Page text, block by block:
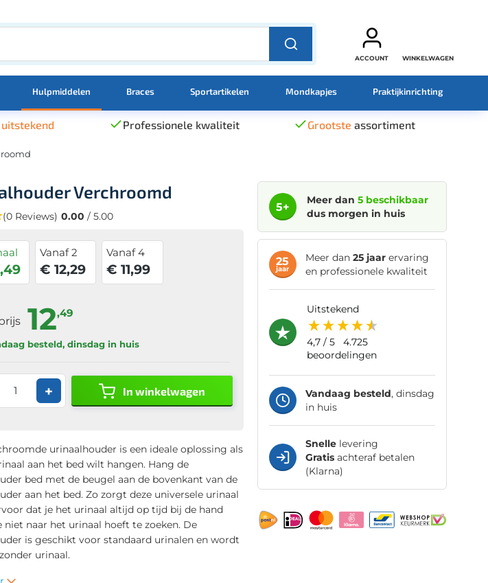
ACCOUNT WINKELWAGEN
Hulpmiddelen Braces Sportartikelen Mondkapjes Praktijkinrichting
uitstekend Professionele kwaliteit Grootste assortiment
Verchroomd
(0 Reviews) 0.00 / 5.00
Vanaf 2
€ 12,29
Vanaf 4
€ 11,99
12,49
besteld, dinsdag in huis
+ In winkelwagen
urinaalhouder is een ideale oplossing als
aan het bed wilt hangen. Hang de
bed met de beugel aan de bovenkant van de
aan het bed. Zo zorgt deze universele urinaal
dat je het urinaal altijd op tijd bij de hand
niet naar het urinaal hoeft te zoeken. De
is geschikt voor standaard urinalen en wordt
urinaal.
5+
Meer dan 5 beschikbaar
dus morgen in huis
25
jaar
Meer dan 25 jaarervaring
en professionele kwaliteit
uitstekend
4,7/ 5
4.725
beoordelingen
Vandaag besteld, dinsdag
in huis
Snellelevering
Gratisachteraf betalen
(Klarna)